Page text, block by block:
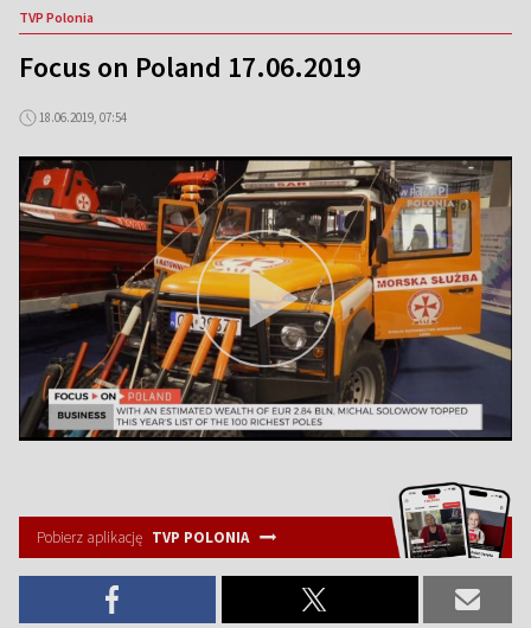
TVP Polonia
Focus on Poland 17.06.2019
18.06.2019, 07:54
Pobierz aplikację TVP POLONIA